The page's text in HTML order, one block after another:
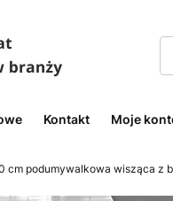
Kontakt Moje
cm podumywalkowa wisząca z